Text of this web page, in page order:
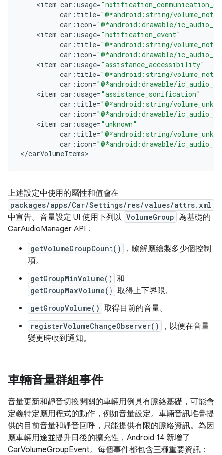
<item car :usage=
car : title="@*android:string/
car : icon="@*android:drawable/
<item car :usage="notification_event"
car : title="@*android:string/
car : icon="@*android:drawable/
<item car :usage="assistance_accessibility"
car : title="@*android:string/
car : icon="@*android:drawable/
<item car :usage="assistance_sonification"
car : title="@*android:string/
car : icon="@*android:drawable/
<item car :usage="unknown"
car : title="@*android:string/
car : icon="@*android:drawable/
</carVolumeItems
上述設定中使用的屬性和值會在
packages/apps/Car/Settings/res/values/attrs.xml
中宣告。音量設定 UI 使用下列以 VolumeGroup 為基礎的
CarAudioManager API：
getVolumeGroupCount()
，瞭解應繪製多少個控制
項。
getGroupMinVolume() 和
getGroupMaxVolume() 取得上下界限。
getGroupVolume() 取得目前的音量。
registerVolumeChangeObserver()
，以便在音量
變更時收到通知。
車輛音量群組事件
音量更新和靜音切換開關的車輛用例具有脈絡基礎，可能會
定義特定應用程式的動作，例如音量設定。車輛音訊堆疊提
供的目前音量和靜音回呼，只能提供有限的脈絡資訊。為因
應車輛用途並提升日後的擴充性，Android 14 新增了
CarVolumeGroupEvent。每個事件都包含三種重要資訊：